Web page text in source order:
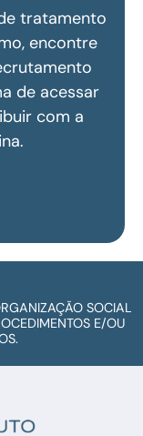
tratamento
encontre
de acessar
com a
SOCIAL
E/OU